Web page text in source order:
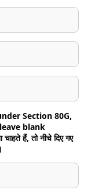
Section 80G,
blank
हैं, तो नीचे दिए गए